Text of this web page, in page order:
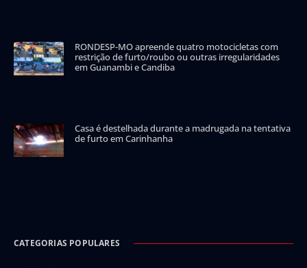
RONDESP-MO apreende quatro motocicletas com
restrição de furto/roubo ou outras irregularidades
em Guanambi e Candiba
Casa é destelhada durante a madrugada na tentativa
de furto em Carinhanha
CATEGORIAS POPULARES